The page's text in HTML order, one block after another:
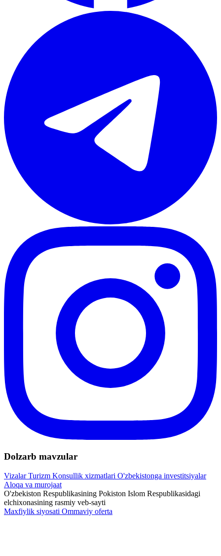
Dolzarb mavzular
VizalarTurizm Konsullik xizmatlari O'zbekistonga investitsiyalar
Aloqa va murojaat
O'zbekiston Respublikasining Pokiston Islom Respublikasidagi
elchixonasining rasmiy veb-sayti
Maxfiylik siyosati Ommaviy oferta